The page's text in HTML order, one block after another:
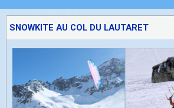
SNOWKITE AU COL DU LAUTARET